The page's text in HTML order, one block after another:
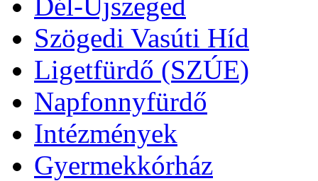
Szögedi Vasúti Híd
Ligetfürdő (SZÚE)
Napfonnyfürdő
Intézmények
Gyermekkórház